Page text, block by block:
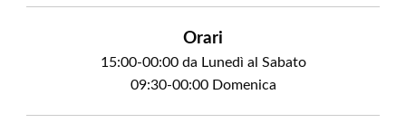
Orari
15:00-00:00 da Lunedì al Sabato
09:30-00:00 Domenica